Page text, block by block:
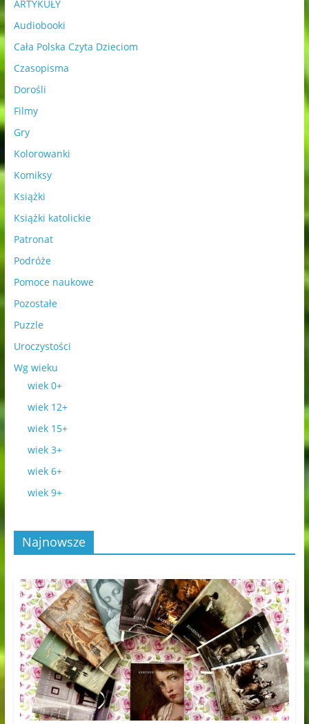
ARTYKUŁY
Audiobooki
Cała Polska Czyta Dzieciom
Czasopisma
Dorośli
Filmy
Gry
Kolorowanki
Komiksy
Książki
Książki katolickie
Patronat
Podróże
Pomoce naukowe
Pozostałe
Puzzle
Uroczystości
Wg wieku
wiek 0+
wiek 12+
wiek 15+
wiek 3+
wiek 6+
wiek 9+
Najnowsze